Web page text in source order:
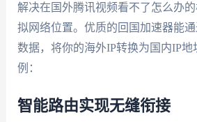
解决在国外腾讯视频看不了怎么办
拟网络位置。优质的回国加速器能
数据，将你的海外IP转换为国内IP
例：
智能路由实现无缝衔接